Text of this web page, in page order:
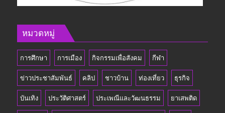
หมวดหมู่
การศึกษา การเมือง กิจกรรมเพื่อสังคม กีฬา
ข่าวประชาสัมพันธ์ คลิป ชาวบ้าน ท่องเที่ยว ธุรกิจ
บันเทิง ประวัติศาสตร์ ประเพณีและวัฒนธรรม ยาเสพติด